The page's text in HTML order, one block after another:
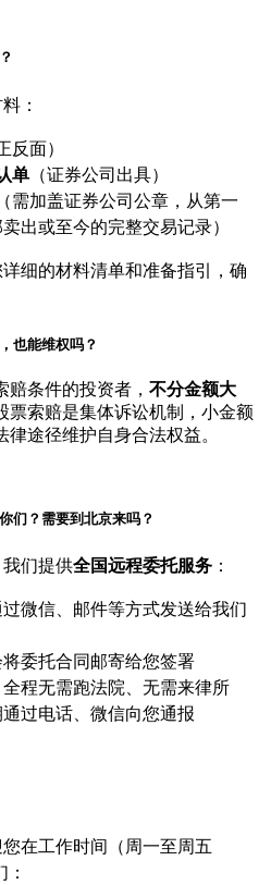
：
反面）
单 （证券公司出具）
（需加盖证券公司公章，从第一
出或至今的完整交易记录）
细的材料清单和准备指引，确
也能维权吗？
赔条件的投资者， 不分金额大
票索赔是集体诉讼机制，小金额
途径维护自身合法权益。
们？需要到北京来吗？
们提供全国远程委托服务 ：
微信、邮件等方式发送给我们
委托合同邮寄给您签署
程无需跑法院、无需来律所
过电话、微信向您通报
在工作时间（周一至周五